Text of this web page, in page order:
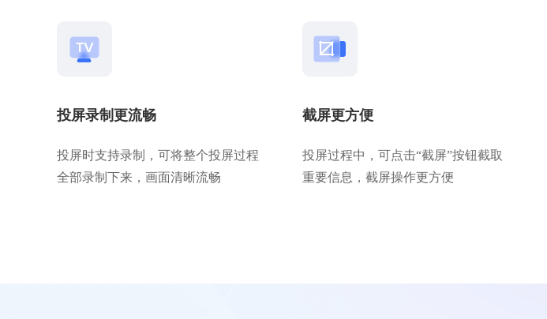
投屏录制更流畅
投屏时支持录制，可将整个投屏过程
全部录制下来，画面清晰流畅
截屏更方便
投屏过程中，可点击“截屏”按钮截取
重要信息，截屏操作更方便